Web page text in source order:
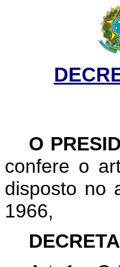
O
confere o
disposto no
1966,
DECRETA